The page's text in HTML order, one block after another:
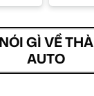
GÌ VỀ
AUTO